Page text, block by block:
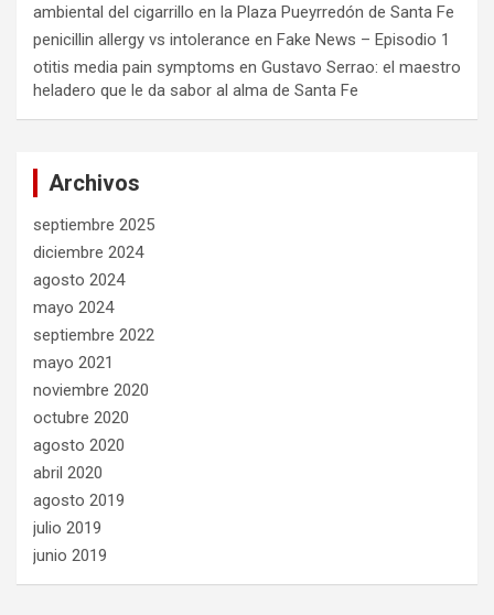
ambiental del cigarrillo en la Plaza Pueyrredón de Santa Fe
penicillin allergy vs intolerance en Fake News – Episodio 1
otitis media pain symptoms en Gustavo Serrao: el maestro
heladero que le da sabor al alma de Santa Fe
Archivos
septiembre 2025
diciembre 2024
agosto 2024
mayo 2024
septiembre 2022
mayo 2021
noviembre 2020
octubre 2020
agosto 2020
abril 2020
agosto 2019
julio 2019
junio 2019